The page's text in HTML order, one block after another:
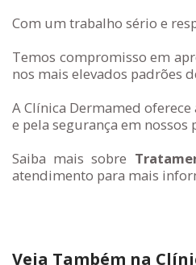
Com um trabalho sério e
Temos compromisso em
nos mais elevados padrões
A Clínica Dermamed
e pela segurança em
Saiba mais sobre
atendimento para mais
Veja Também na